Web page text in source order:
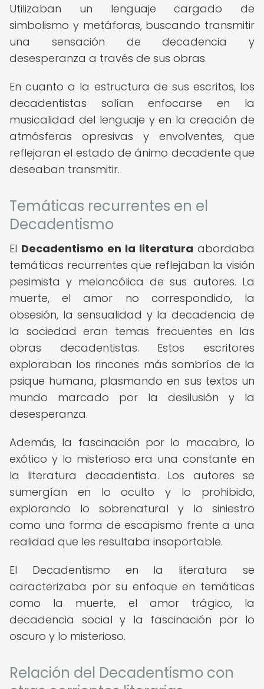
Utilizaban un lenguaje cargado de
simbolismo y metáforas, buscando transmitir
una sensación de decadencia y
desesperanza a través de sus obras.
En cuanto a la estructura de sus escritos, los
decadentistas solían enfocarse en la
musicalidad del lenguaje y en la creación de
atmósferas opresivas y envolventes, que
reflejaran el estado de ánimo decadente que
deseaban transmitir.
Temáticas recurrentes en el
Decadentismo
El Decadentismo en la literatura abordaba
temáticas recurrentes que reflejaban la visión
pesimista y melancólica de sus autores. La
muerte, el amor no correspondido, la
obsesión, la sensualidad y la decadencia de
la sociedad eran temas frecuentes en las
obras decadentistas. Estos escritores
exploraban los rincones más sombríos de la
psique humana, plasmando en sus textos un
mundo marcado por la desilusión y la
desesperanza.
Además, la fascinación por lo macabro, lo
exótico y lo misterioso era una constante en
la literatura decadentista. Los autores se
sumergían en lo oculto y lo prohibido,
explorando lo sobrenatural y lo siniestro
como una forma de escapismo frente a una
realidad que les resultaba insoportable.
El Decadentismo en la literatura se
caracterizaba por su enfoque en temáticas
como la muerte, el amor trágico, la
decadencia social y la fascinación por lo
oscuro y lo misterioso.
Relación del Decadentismo con